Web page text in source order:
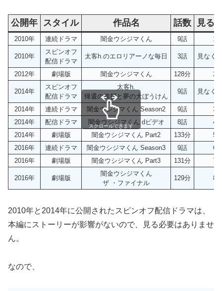
公開年 スタイル 作品名 話数 見る
2010年 連続ドラマ 闇金ウシジマくん 9話 1
2010年
スピンオフ
配信ドラマ
太客h.のエロリアーノな毎日 3話 見なく
2012年 劇場版 闇金ウシジマくん 128分 2
2014年
スピンオフ
配信ドラマ
太客h.
帰還の挨拶と夢の大ぼうけん
9話 見なく
2014年 連続ドラマ 闇金ウシジマくん Season2 9話
3
2014年
配信ドラマ 闇金ウシジマくん dビデオ 8話
4
2014年
劇場版 闇金ウシジマくん Part2 133分
5
2016年
連続ドラマ 闇金ウシジマくん Season3 9話
6
2016年
劇場版 闇金ウシジマくん Part3 131分 7
2016年 劇場版
闇金ウシジマくん
ザ ・ファイナル
129分 8
スクロールできます
2010年と2014年に公開されたスピンオフ配信ドラマは、
本編にストーリーが影響がないので、見る必要はありませ
ん。
なので、